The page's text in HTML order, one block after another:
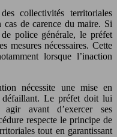
collectivités territoriales
cas de carence du maire. Si
police générale, le préfet
mesures nécessaires. Cette
lorsque l’inaction
nécessite une mise en
défaillant. Le préfet doit lui
avant d’exercer ses
respecte le principe de
tout en garantissant